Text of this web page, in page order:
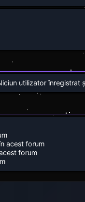
utilizator înregistrat
acest forum
forum